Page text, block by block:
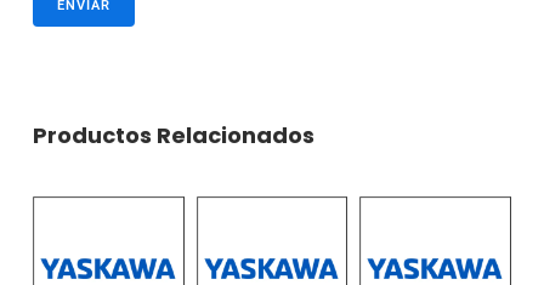
Productos Relacionados